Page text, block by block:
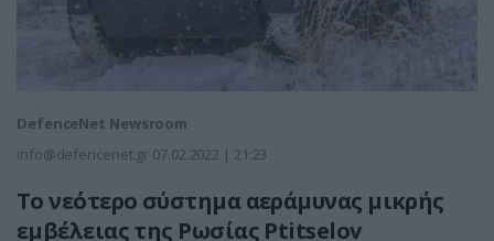
DefenceNet Newsroom
info@defencenet.gr 07.02.2022 | 21:23
Το νεότερο σύστημα αεράμυνας μικρής
εμβέλειας της Ρωσίας Ptitselov